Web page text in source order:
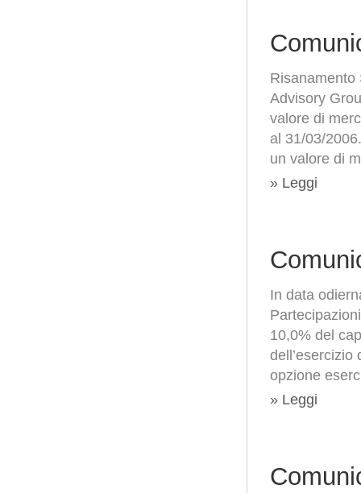
Risanamento
Advisory
valore di
al 31/03/
un valore di
» Leggi
In data
10,0% del
dell’esercizio
opzione
» Leggi